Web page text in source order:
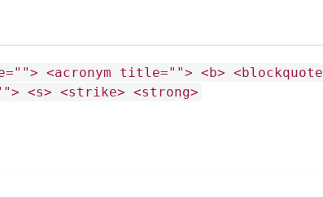
<acronym title=""> <b> <blockquote
<s> <strike> <strong>